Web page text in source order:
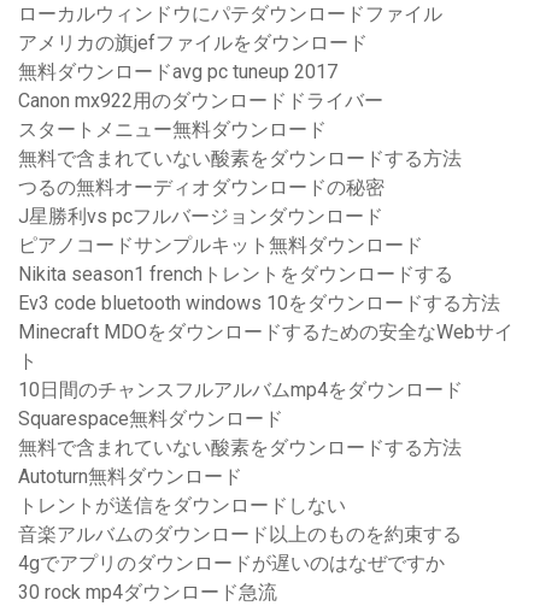
ローカルウィンドウにパテダウンロードファイル
アメリカの旗jefファイルをダウンロード
無料ダウンロードavg pc tuneup 2017
Canon mx922用のダウンロードドライバー
スタートメニュー無料ダウンロード
無料で含まれていない酸素をダウンロードする方法
つるの無料オーディオダウンロードの秘密
J星勝利vs pcフルバージョンダウンロード
ピアノコードサンプルキット無料ダウンロード
Nikita season1 frenchトレントをダウンロードする
Ev3 code bluetooth windows 10をダウンロードする方法
Minecraft MDOをダウンロードするための安全なWebサイ
ト
10日間のチャンスフルアルバムmp4をダウンロード
Squarespace無料ダウンロード
無料で含まれていない酸素をダウンロードする方法
Autoturn無料ダウンロード
トレントが送信をダウンロードしない
音楽アルバムのダウンロード以上のものを約束する
4gでアプリのダウンロードが遅いのはなぜですか
30 rock mp4ダウンロード急流